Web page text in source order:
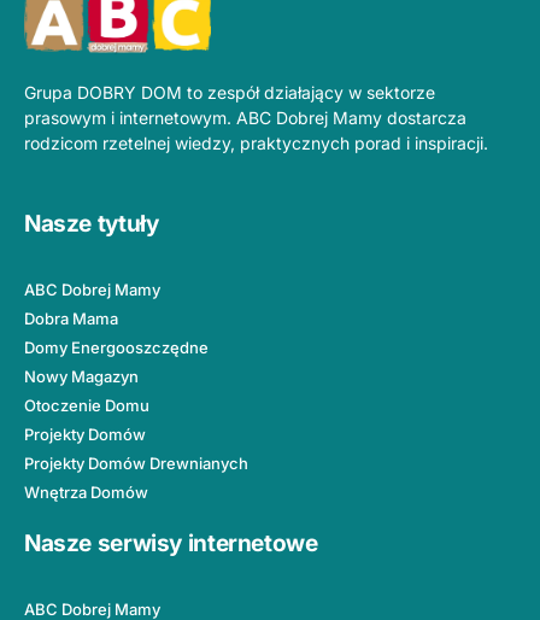
Grupa DOBRY DOM to zespół działający w sektorze
prasowym i internetowym. ABC Dobrej Mamy dostarcza
rodzicom rzetelnej wiedzy, praktycznych porad i inspiracji.
Nasze tytuły
ABC Dobrej Mamy
Dobra Mama
Domy Energooszczędne
Nowy Magazyn
Otoczenie Domu
Projekty Domów
Projekty Domów Drewnianych
Wnętrza Domów
Nasze serwisy internetowe
ABC Dobrej Mamy